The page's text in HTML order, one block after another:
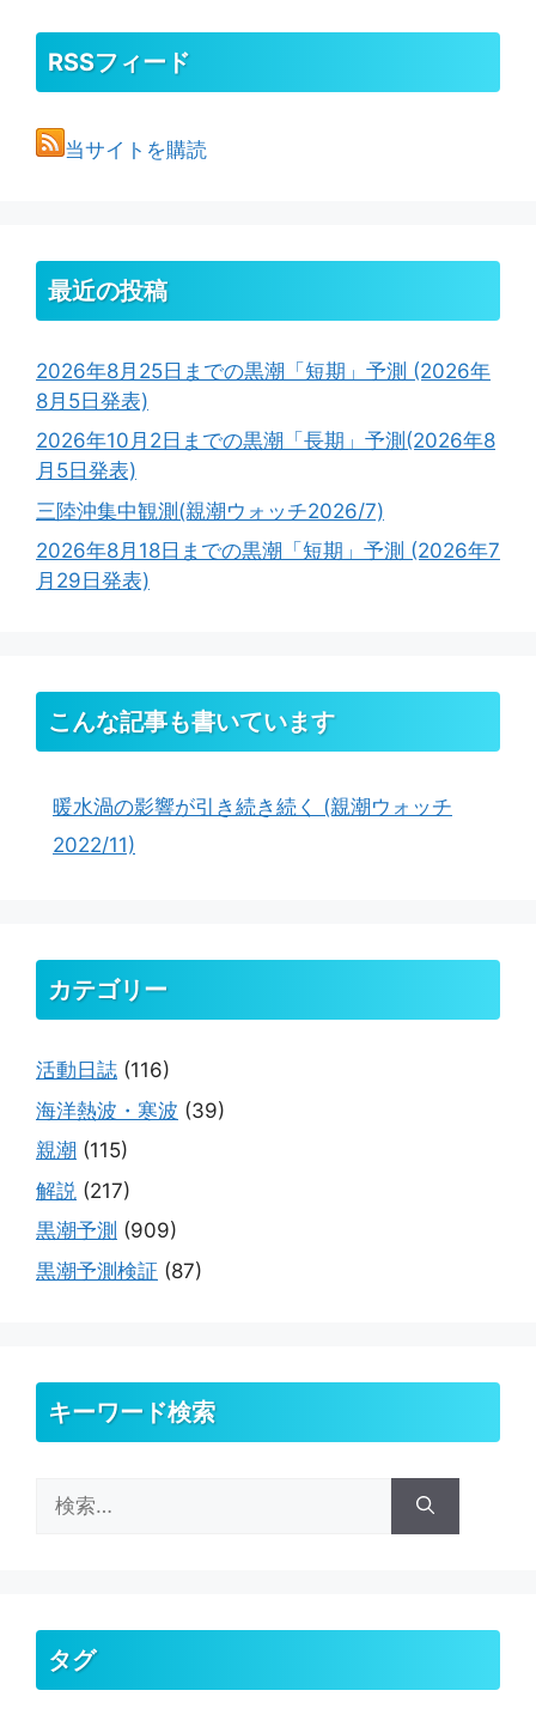
RSSフィード
当サイトを購読
最近の投稿
2026年8月25日までの黒潮「短期」予測 (2026年
8月5日発表)
2026年10月2日までの黒潮「長期」予測(2026年8
月5日発表)
三陸沖集中観測(親潮ウォッチ2026/7)
2026年8月18日までの黒潮「短期」予測 (2026年7
月29日発表)
こんな記事も書いています
暖水渦の影響が引き続き続く (親潮ウォッチ
2022/11)
カテゴリー
活動日誌 (116)
海洋熱波・寒波 (39)
親潮 (115)
解説 (217)
黒潮予測 (909)
黒潮予測検証 (87)
キーワード検索
索:
タグ